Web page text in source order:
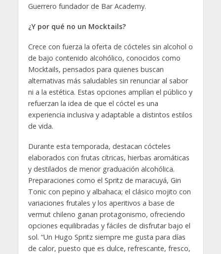
Guerrero fundador de Bar Academy.
¿Y por qué no un Mocktails?
Crece con fuerza la oferta de cócteles sin alcohol o
de bajo contenido alcohólico, conocidos como
Mocktails, pensados para quienes buscan
alternativas más saludables sin renunciar al sabor
ni a la estética. Estas opciones amplían el público y
refuerzan la idea de que el cóctel es una
experiencia inclusiva y adaptable a distintos estilos
de vida.
Durante esta temporada, destacan cócteles
elaborados con frutas cítricas, hierbas aromáticas
y destilados de menor graduación alcohólica.
Preparaciones como el Spritz de maracuyá, Gin
Tonic con pepino y albahaca; el clásico mojito con
variaciones frutales y los aperitivos a base de
vermut chileno ganan protagonismo, ofreciendo
opciones equilibradas y fáciles de disfrutar bajo el
sol. “Un Hugo Spritz siempre me gusta para días
de calor, puesto que es dulce, refrescante, fresco,